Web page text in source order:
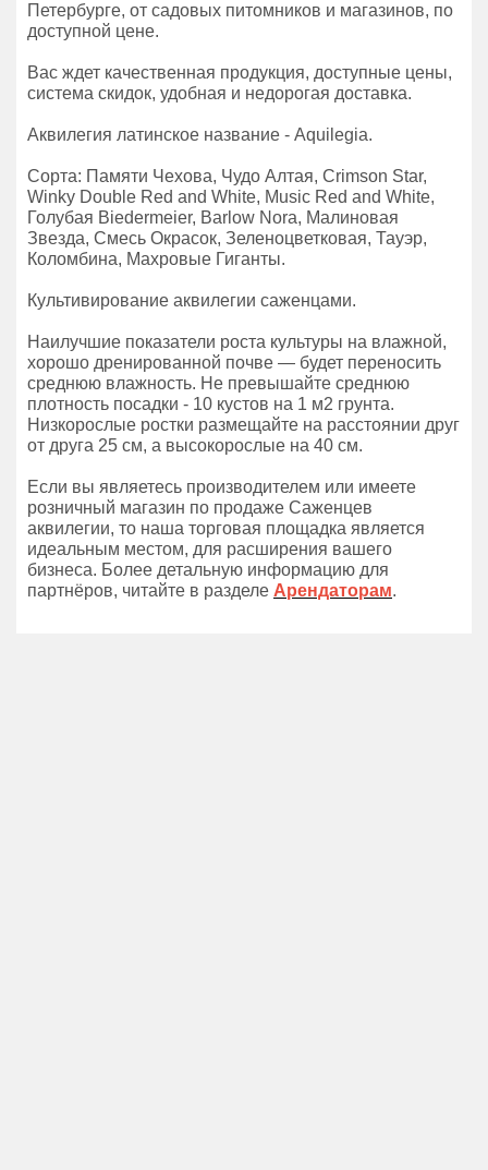
Петербурге, от садовых питомников и магазинов, по
доступной цене.
Вас ждет качественная продукция, доступные цены,
система скидок, удобная и недорогая доставка.
Аквилегия латинское название - Aquilegia.
Сорта: Памяти Чехова, Чудо Алтая, Crimson Star,
Winky Double Red and White, Music Red and White,
Голубая Biedermeier, Barlow Nora, Малиновая
Звезда, Смесь Окрасок, Зеленоцветковая, Тауэр,
Коломбина, Махровые Гиганты.
Культивирование аквилегии саженцами.
Наилучшие показатели роста культуры на влажной,
хорошо дренированной почве — будет переносить
среднюю влажность. Не превышайте среднюю
плотность посадки - 10 кустов на 1 м2 грунта.
Низкорослые ростки размещайте на расстоянии друг
от друга 25 см, а высокорослые на 40 см.
Если вы являетесь производителем или имеете
розничный магазин по продаже Саженцев
аквилегии, то наша торговая площадка является
идеальным местом, для расширения вашего
бизнеса. Более детальную информацию для
партнёров, читайте в разделе Арендаторам.